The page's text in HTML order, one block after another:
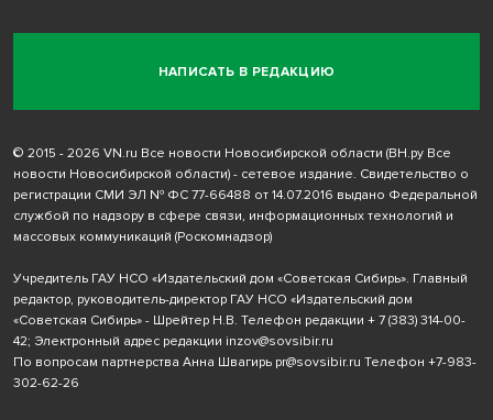
НАПИСАТЬ В РЕДАКЦИЮ
© 2015 - 2026 VN.ru Все новости Новосибирской области (ВН.ру Все
новости Новосибирской области) - сетевое издание. Свидетельство о
регистрации СМИ ЭЛ № ФС 77-66488 от 14.07.2016 выдано Федеральной
службой по надзору в сфере связи, информационных технологий и
массовых коммуникаций (Роскомнадзор)
Учредитель ГАУ НСО «Издательский дом «Советская Сибирь». Главный
редактор, руководитель-директор ГАУ НСО «Издательский дом
«Советская Сибирь» - Шрейтер Н.В. Телефон редакции + 7 (383) 314-00-
42; Электронный адрес редакции inzov@sovsibir.ru
По вопросам партнерства Анна Швагирь pr@sovsibir.ru Телефон +7-983-
302-62-26